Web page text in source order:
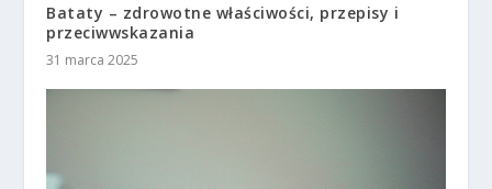
Bataty – zdrowotne właściwości, przepisy i
przeciwwskazania
31 marca 2025